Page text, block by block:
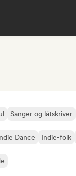
Sanger og låtskriver
Dance Indie-folk